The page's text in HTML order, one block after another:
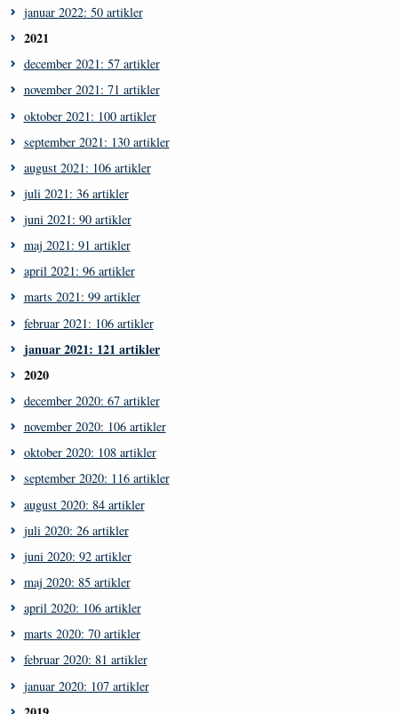
januar 2022: 50 artikler
2021
december 2021: 57 artikler
november 2021: 71 artikler
oktober 2021: 100 artikler
september 2021: 130 artikler
august 2021: 106 artikler
juli 2021: 36 artikler
juni 2021: 90 artikler
maj 2021: 91 artikler
april 2021: 96 artikler
marts 2021: 99 artikler
februar 2021: 106 artikler
januar 2021: 121 artikler
2020
december 2020: 67 artikler
november 2020: 106 artikler
oktober 2020: 108 artikler
september 2020: 116 artikler
august 2020: 84 artikler
juli 2020: 26 artikler
juni 2020: 92 artikler
maj 2020: 85 artikler
april 2020: 106 artikler
marts 2020: 70 artikler
februar 2020: 81 artikler
januar 2020: 107 artikler